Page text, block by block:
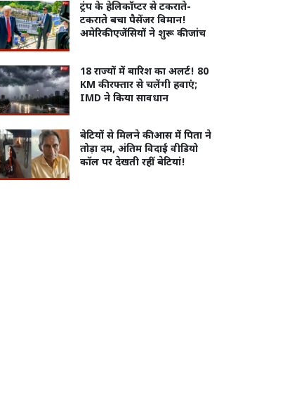
ट्रंप के हेलिकॉप्टर से टकराते-
टकराते बचा पैसेंजर विमान!
अमेरिकी एजेंसियों ने शुरू की जांच
18 राज्यों में बारिश का अलर्ट! 80
KM की रफ्तार से चलेंगी हवाएं;
IMD ने किया सावधान
बेटियों से मिलने की आस में पिता ने
तोड़ा दम, अंतिम विदाई वीडियो
कॉल पर देखती रहीं बेटियां!